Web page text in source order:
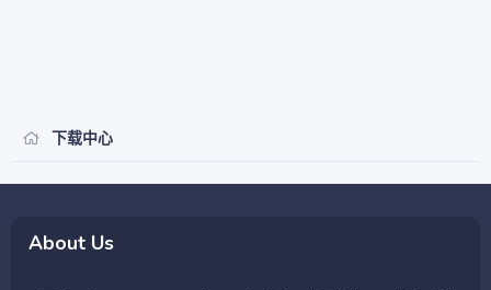
下载中心
About Us